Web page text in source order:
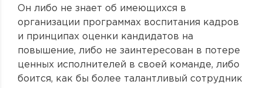
Он либо не знает об имеющихся в
организации программах воспитания кадров
и принципах оценки кандидатов на
повышение, либо не заинтересован в потере
ценных исполнителей в своей команде, либо
боится, как бы более талантливый сотрудник